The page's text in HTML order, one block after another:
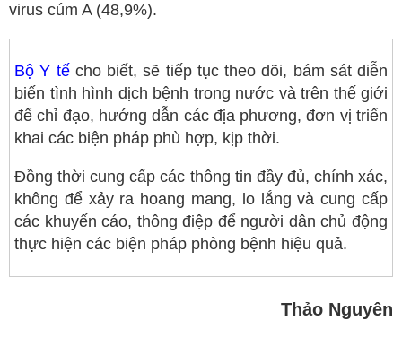
virus cúm A (48,9%).
Bộ Y tếcho biết, sẽ tiếp tục theo dõi, bám sát diễn
biến tình hình dịch bệnh trong nước và trên thế giới
để chỉ đạo, hướng dẫn các địa phương, đơn vị triển
khai các biện pháp phù hợp, kịp thời.
Đồng thời cung cấp các thông tin đầy đủ, chính xác,
không để xảy ra hoang mang, lo lắng và cung cấp
các khuyến cáo, thông điệp để người dân chủ động
thực hiện các biện pháp phòng bệnh hiệu quả.
Thảo Nguyên